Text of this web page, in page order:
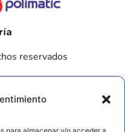
reservados